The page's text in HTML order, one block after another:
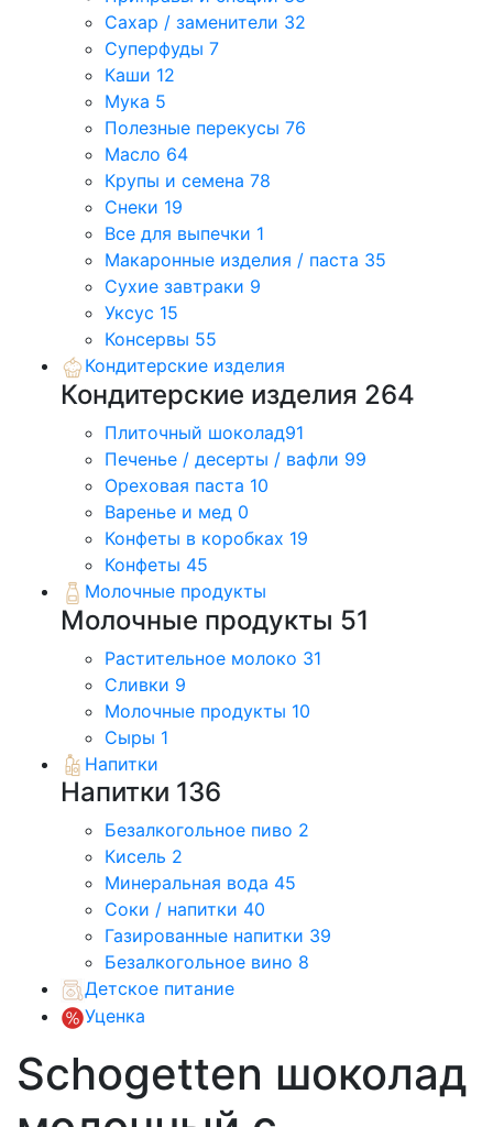
Сахар / заменители 32
Суперфуды 7
Каши 12
Мука 5
Полезные перекусы 76
Масло 64
Крупы и семена 78
Снеки 19
Все для выпечки 1
Макаронные изделия / паста 35
Сухие завтраки 9
Уксус 15
Консервы 55
Кондитерские изделия
Кондитерские изделия 264
Плиточный шоколад91
Печенье / десерты / вафли 99
Ореховая паста 10
Варенье и мед 0
Конфеты в коробках 19
Конфеты 45
Молочные продукты
Молочные продукты 51
Растительное молоко 31
Сливки 9
Молочные продукты 10
Сыры 1
Напитки
Напитки 136
Безалкогольное пиво 2
Кисель 2
Минеральная вода 45
Соки / напитки 40
Газированные напитки 39
Безалкогольное вино 8
Детское питание
Уценка
Schogetten шоколад